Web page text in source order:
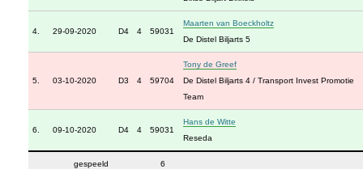
4. 29-09-2020 D4 4 59031
Maarten van Boeckholtz
De Distel Biljarts 5
5. 03-10-2020 D3 4 59704
Tony de Greef
De Distel Biljarts 4 / Transport Invest Promotie
Team
6. 09-10-2020 D4 4 59031
Hans de Witte
Reseda
gespeeld 6